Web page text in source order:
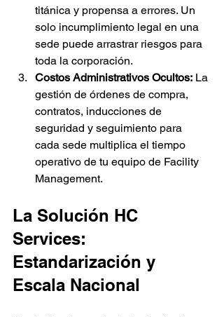
titánica y propensa a errores. Un
solo incumplimiento legal en una
sede puede arrastrar riesgos para
toda la corporación.
Costos Administrativos Ocultos: La
gestión de órdenes de compra,
contratos, inducciones de
seguridad y seguimiento para
cada sede multiplica el tiempo
operativo de tu equipo de Facility
Management.
La Solución HC
Services:
Estandarización y
Escala Nacional